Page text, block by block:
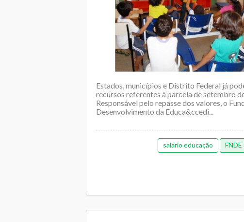
Estados, municípios e Distrito Federal já
recursos referentes à parcela de setembro
Responsável pelo repasse dos valores, o
Desenvolvimento da Educa&ccedi...
salário educação FNDE